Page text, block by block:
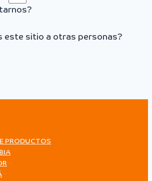
este sitio a otras personas?
PRODUCTOS